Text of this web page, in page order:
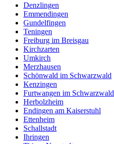
Denzlingen
Emmendingen
Gundelfingen
Teningen
Freiburg im Breisgau
Kirchzarten
Umkirch
Merzhausen
Schönwald im Schwarzwald
Kenzingen
Furtwangen im Schwarzwald
Herbolzheim
Endingen am Kaiserstuhl
Ettenheim
Schallstadt
Ihringen